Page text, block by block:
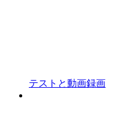
テストと動画録画